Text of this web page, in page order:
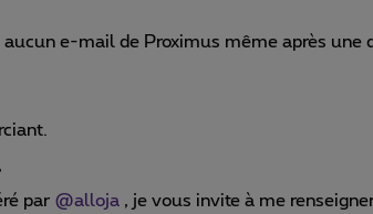
aucun e-mail de Proximus même après une
,
par @alloja , je vous invite à me